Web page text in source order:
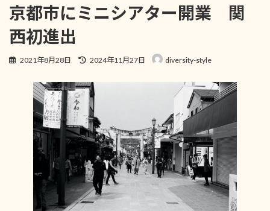
京都市にミニシアター開業 関
西初進出
2021年8月28日
最
新
日
時
:
2024年11月27日 diversity-style